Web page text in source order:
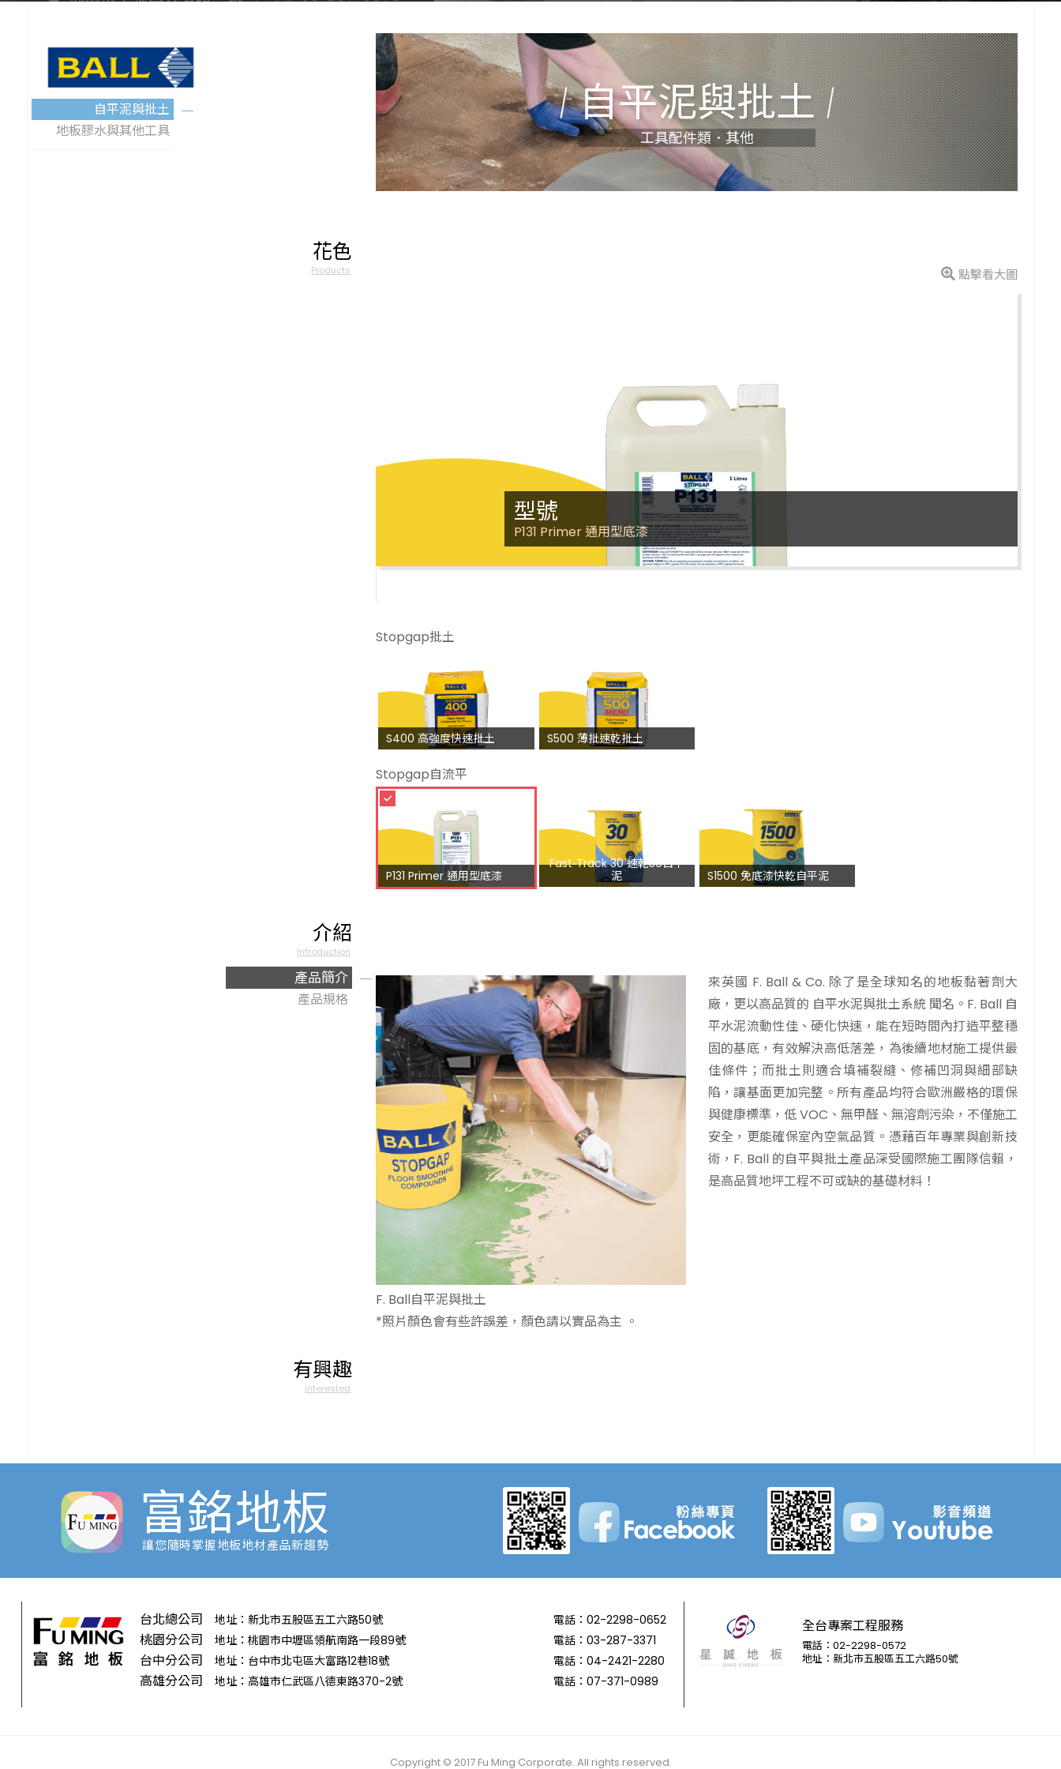
自平泥與批土
地板膠水與其他工具
自平泥與批土
工具配件類．其他
花色
Products 點擊看大圖
型號
P131 Primer 通用型底漆
Stopgap批土
S400 高強度快速批土 S500 薄批速乾批土
Stopgap自流平
P131 Primer 通用型底漆
Fast‑Track 30 速乾30自平
泥
S1500 免底漆快乾自平泥
介紹
Introduction
產品簡介
產品規格
F. Ball自平泥與批土
*照片顏色會有些許誤差，顏色請以實品為主 。
來英國 F. Ball & Co. 除了是全球知名的地板黏著劑大
廠，更以高品質的 自平水泥與批土系統 聞名。F. Ball 自
平水泥流動性佳、硬化快速，能在短時間內打造平整穩
固的基底，有效解決高低落差，為後續地材施工提供最
佳條件；而批土則適合填補裂縫、修補凹洞與細部缺
陷，讓基面更加完整。所有產品均符合歐洲嚴格的環保
與健康標準，低 VOC、無甲醛、無溶劑污染，不僅施工
安全，更能確保室內空氣品質。憑藉百年專業與創新技
術，F. Ball 的自平與批土產品深受國際施工團隊信賴，
是高品質地坪工程不可或缺的基礎材料！
有興趣
interested
富銘地板
讓您隨時掌握地板地材產品新趨勢
台北總公司 地址：新北市五股區五工六路50號 電話：02-2298-0652
桃園分公司 地址：桃園市中壢區領航南路一段89號 電話：03-287-3371
台中分公司 地址：台中市北屯區大富路12巷18號 電話：04-2421-2280
高雄分公司 地址：高雄市仁武區八德東路370-2號 電話：07-371-0989
全台專案工程服務
電話：02-2298-0572
地址：新北市五股區五工六路50號
Copyright © 2017 Fu Ming Corporate. All rights reserved.